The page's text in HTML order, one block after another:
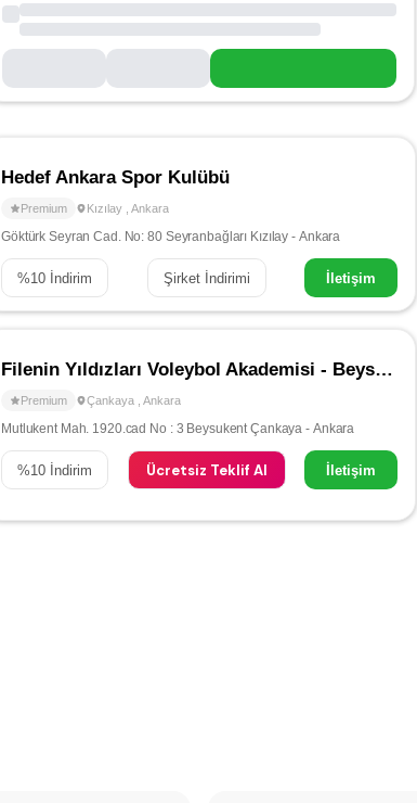
Hedef Ankara Spor Kulübü
Premium Kızılay Ankara
Göktürk Seyran Cad. No: 80 Seyranbağları Kızılay - Ankara
%10 İndirim Şirket İndirimi İletişim
Filenin Yıldızları Voleybol Akademisi - Beysukent / Çayyolu
Premium Çankaya Ankara
Mutlukent Mah. 1920.cad No : 3 Beysukent Çankaya - Ankara
%10 İndirim Ücretsiz Teklif Al İletişim